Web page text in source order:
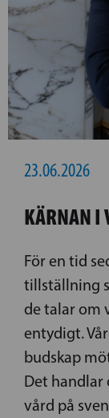
23.06.2026
KÄRNAN I
För en tid
tillställning
de talar om
entydigt.
budskap
Det handlar
vård på